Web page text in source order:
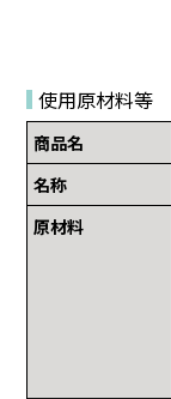
使用原材料等
商品名
名称
原材料